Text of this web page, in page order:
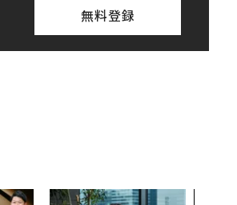
無料登録